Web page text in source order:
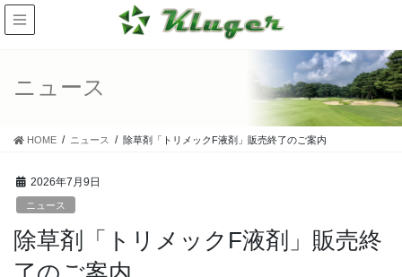
ニュース
HOME ニュース 除草剤「トリメックF液剤」販売終了のご案内
2026年7月9日
ニュース
除草剤「トリメックF液剤」販売終